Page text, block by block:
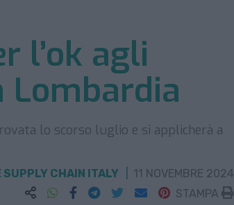
l’ok agli
lo scorso luglio e si applicherà a
SUPPLY CHAIN ITALY
11 NOVEMBRE 2024
STAMPA